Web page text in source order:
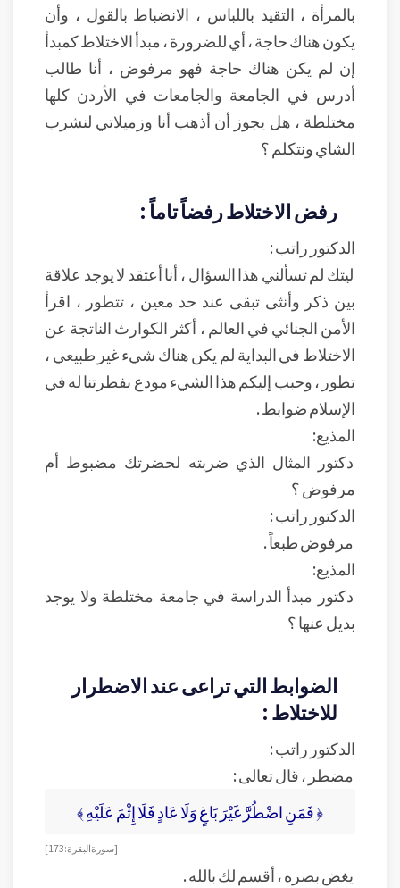
بالمرأة ، التقيد باللباس ، الانضباط بالقول ، وأن
يكون هناك حاجة ، أي للضرورة ، مبدأ الاختلاط كمبدأ
إن لم يكن هناك حاجة فهو مرفوض ، أنا طالب
أدرس في الجامعة والجامعات في الأردن كلها
مختلطة ، هل يجوز أن أذهب أنا وزميلاتي لنشرب
الشاي ونتكلم ؟
رفض الاختلاط رفضاً تاماً :
الدكتور راتب :
ليتك لم تسألني هذا السؤال ، أنا أعتقد لا يوجد علاقة
بين ذكر وأنثى تبقى عند حد معين ، تتطور ، اقرأ
الأمن الجنائي في العالم ، أكثر الكوارث الناتجة عن
الاختلاط في البداية لم يكن هناك شيء غير طبيعي ،
تطور ، وحبب إليكم هذا الشيء مودع بفطرتنا له في
الإسلام ضوابط .
المذيع:
دكتور المثال الذي ضربته لحضرتك مضبوط أم
مرفوض ؟
الدكتور راتب :
مرفوض طبعاً .
المذيع:
دكتور مبدأ الدراسة في جامعة مختلطة ولا يوجد
بديل عنها ؟
الضوابط التي تراعى عند الاضطرار
للاختلاط :
الدكتور راتب :
مضطر ، قال تعالى :
﴿ فَمَنِ اضْطُرَّ غَيْرَ بَاغٍ وَلَا عَادٍ فَلَا إِثْمَ عَلَيْهِ ﴾
[ سورة البقرة : 173]
يغض بصره ، أقسم لك بالله .